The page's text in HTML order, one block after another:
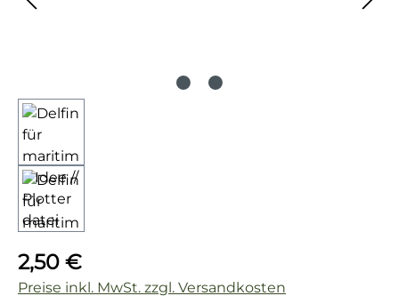
Regulärer Preis:
2,50 €
Preise inkl. MwSt. zzgl. Versandkosten